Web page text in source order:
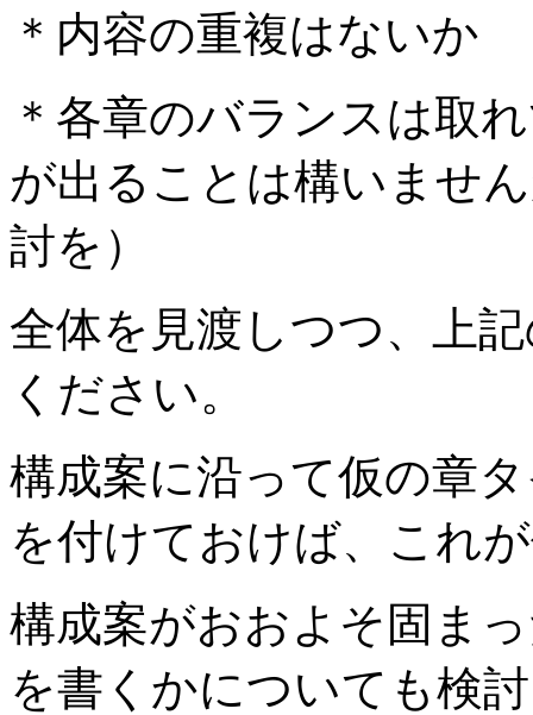
＊内容の重複はないか
＊各章のバランスは取
が出ることは構いませ
討を）
全体を見渡しつつ、上
ください。
構成案に沿って仮の章
を付けておけば、これ
構成案がおおよそ固ま
を書くかについても検